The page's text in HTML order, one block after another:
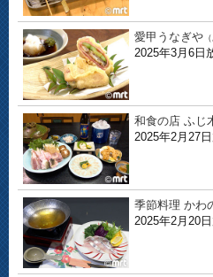
愛甲うなぎや
2025年3月6日
和食の店 ふじ
2025年2月27
季節料理 かわ
2025年2月20